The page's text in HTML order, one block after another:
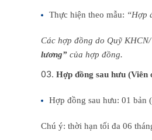
Thực hiện theo mẫu: “Hợp
Các hợp đồng do Quỹ
lương” của hợp đồng.
Hợp đồng sau hưu
Hợp đồng sau hưu: 01 bản
Chú ý: thời hạn tối đa 06